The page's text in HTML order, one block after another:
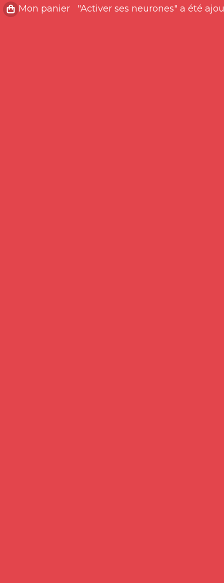
Mon panier "Activer ses neurones" a été